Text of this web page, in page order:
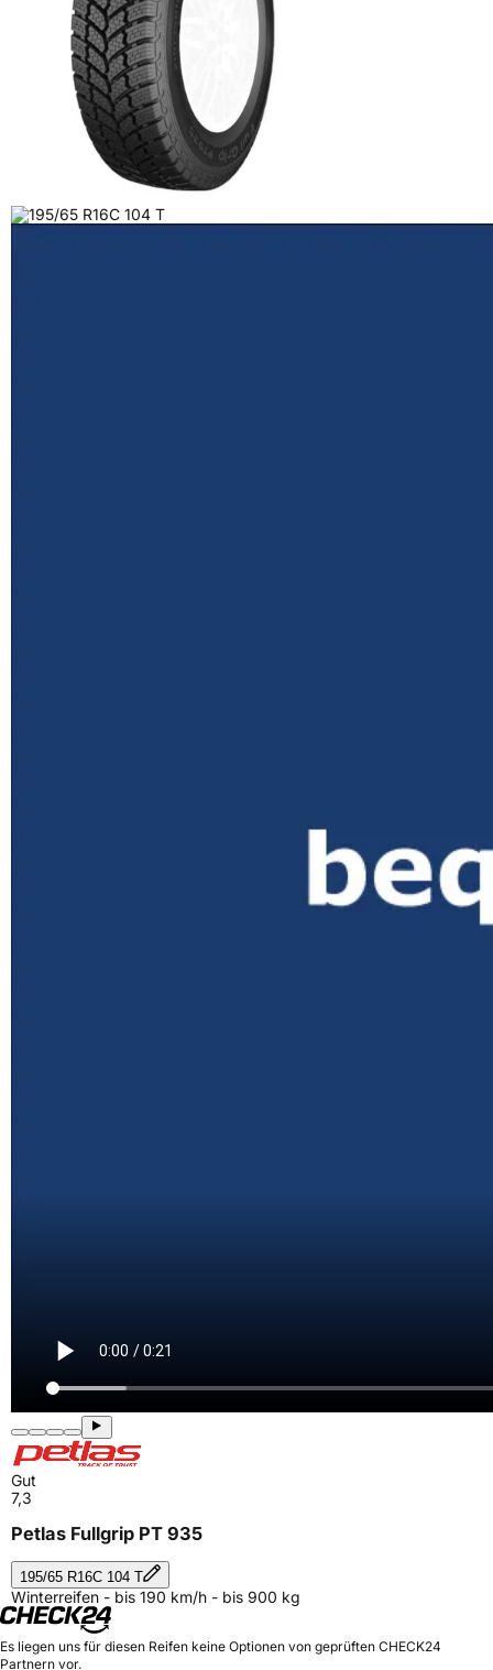
Gut
7,3
Petlas Fullgrip PT 935
195/65 R16C 104 T
Winterreifen - bis 190 km/h - bis 900 kg
Es liegen uns für diesen Reifen keine Optionen von geprüften CHECK24
Partnern vor.